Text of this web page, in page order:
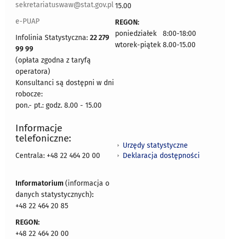
sekretariatuswaw@stat.gov.pl
e-PUAP
Infolinia Statystyczna: 22 279
99 99
(opłata zgodna z taryfą
operatora)
Konsultanci są dostępni w dni
robocze:
pon.- pt.: godz. 8.00 - 15.00
15.00
REGON:
poniedziałek 8:00-18:00
wtorek-piątek 8.00-15.00
Informacje
telefoniczne:
Centrala: +48 22 464 20 00
Informatorium (informacja o
danych statystycznych):
+48 22 464 20 85
REGON:
+48 22 464 20 00
Urzędy statystyczne
Deklaracja dostępności